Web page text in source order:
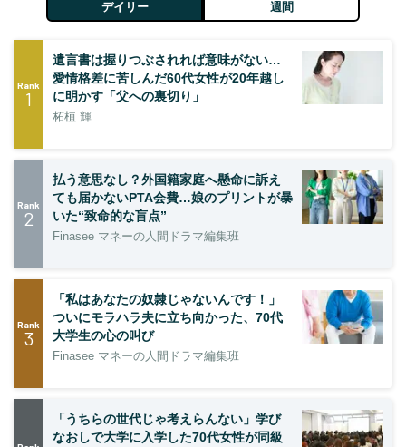
デイリー 週間
Rank
1
遺言書は握りつぶされれば意味がない…
愛情格差に苦しんだ60代女性が20年越し
に明かす「父への裏切り」
柘植 輝
Rank
2
払う意思なし？外国籍家庭へ懸命に訴え
ても届かないPTA会費…娘のプリントが暴
いた“致命的な盲点”
Finasee マネーの人間ドラマ編集班
Rank
3
「私はあなたの奴隷じゃないんです！」
ついにモラハラ夫に立ち向かった、70代
大学生の心の叫び
Finasee マネーの人間ドラマ編集班
「うちらの世代じゃ考えらんない」学び
なおしで大学に入学した70代女性が同級